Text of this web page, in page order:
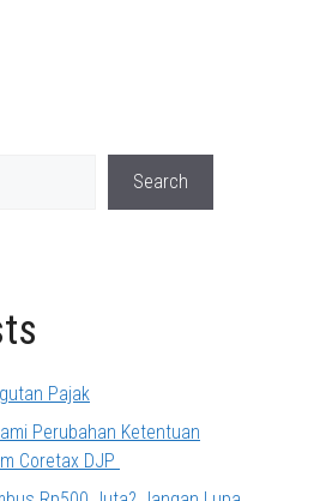
Search
Pajak
Perubahan Ketentuan
Coretax DJP